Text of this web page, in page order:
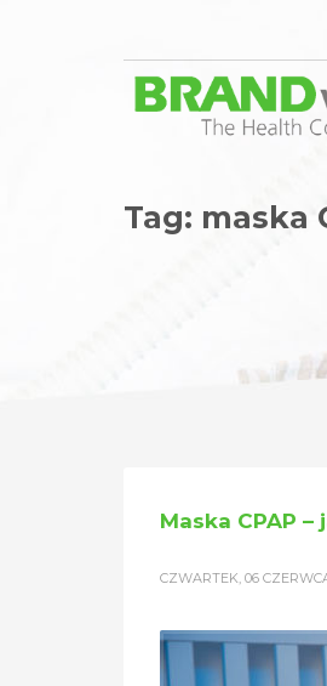
Tag: maska
Maska CPAP –
CZWARTEK, 06